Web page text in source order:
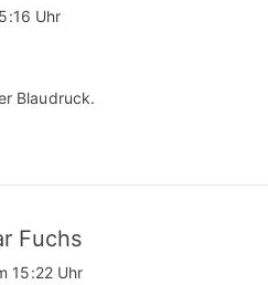
Uhr
Blaudruck.
Fuchs
15:22 Uhr